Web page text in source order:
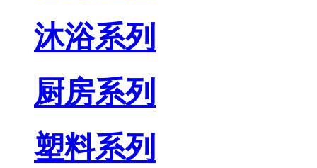
沐浴系列
厨房系列
塑料系列